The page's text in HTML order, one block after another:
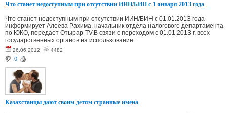
Что станет недоступным при отсутствии ИИН/БИН с 1 января 2013 года
Что станет недоступным при отсутствии ИИН/БИН с 01.01.2013 года
информирует Алеева Рахима, начальник отдела налогового департамента
по ЮКО, передает Отырар-TV.В связи с переходом с 01.01.2013 г. всех
государственных органов на использование...
26.06.2012 4482
0
Казахстанцы дают своим детям странные имена